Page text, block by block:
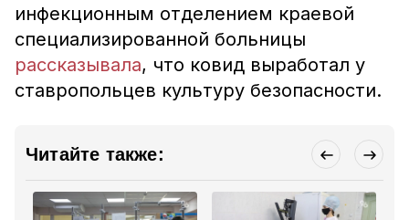
инфекционным отделением краевой
специализированной больницы
рассказывала, что ковид выработал у
ставропольцев культуру безопасности.
Читайте также: